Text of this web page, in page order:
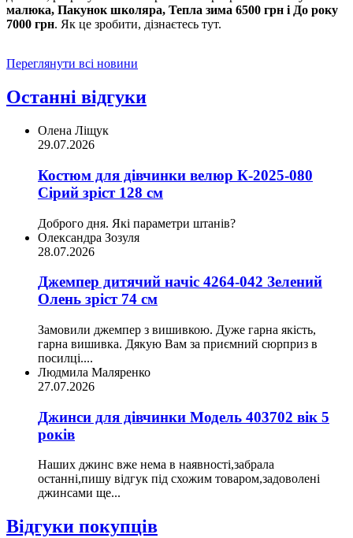
малюка, Пакунок школяра, Тепла зима 6500 грн і До року
7000 грн. Як це зробити, дізнаєтесь тут.
Переглянути всі новини
Останні відгуки
Олена Ліщук
29.07.2026
Костюм для дівчинки велюр К-2025-080
Сірий зріст 128 см
Доброго дня. Які параметри штанів?
Олександра Зозуля
28.07.2026
Джемпер дитячий начіс 4264-042 Зелений
Олень зріст 74 см
Замовили джемпер з вишивкою. Дуже гарна якість,
гарна вишивка. Дякую Вам за приємний сюрприз в
посилці....
Людмила Маляренко
27.07.2026
Джинси для дівчинки Модель 403702 вік 5
років
Наших джинс вже нема в наявності,забрала
останні,пишу відгук під схожим товаром,задоволені
джинсами ще...
Відгуки покупців